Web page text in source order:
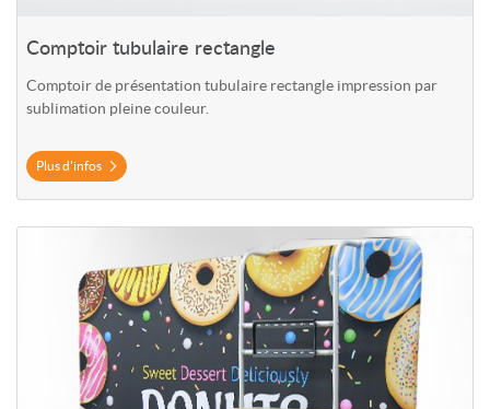
Comptoir tubulaire rectangle
Comptoir de présentation tubulaire rectangle impression par
sublimation pleine couleur.
Plus d'infos